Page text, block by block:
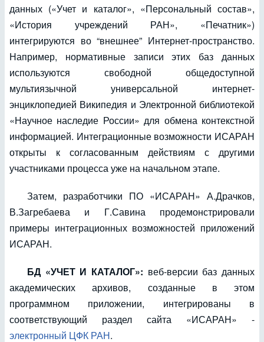
данных («Учет и каталог», «Персональный состав»,
«История учреждений РАН», «Печатник»)
интегрируются во “внешнее” Интернет-пространство.
Например, нормативные записи этих баз данных
используются свободной общедоступной
мультиязычной универсальной интернет-
энциклопедией Википедия и Электронной библиотекой
«Научное наследие России» для обмена контекстной
информацией. Интеграционные возможности ИСАРАН
открыты к согласованным действиям с другими
участниками процесса уже на начальном этапе.
Затем, разработчики ПО «ИСАРАН» А.Драчков,
В.Загребаева и Г.Савина продемонстрировали
примеры интеграционных возможностей приложений
ИСАРАН.
БД «УЧЕТ И КАТАЛОГ»: веб-версии баз данных
академических архивов, созданные в этом
программном приложении, интегрированы в
соответствующий раздел сайта «ИСАРАН» -
электронный ЦФК РАН.